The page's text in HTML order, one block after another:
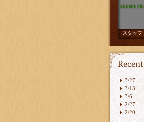
スタッフ
3/27
3/13
3/6
2/27
2/20